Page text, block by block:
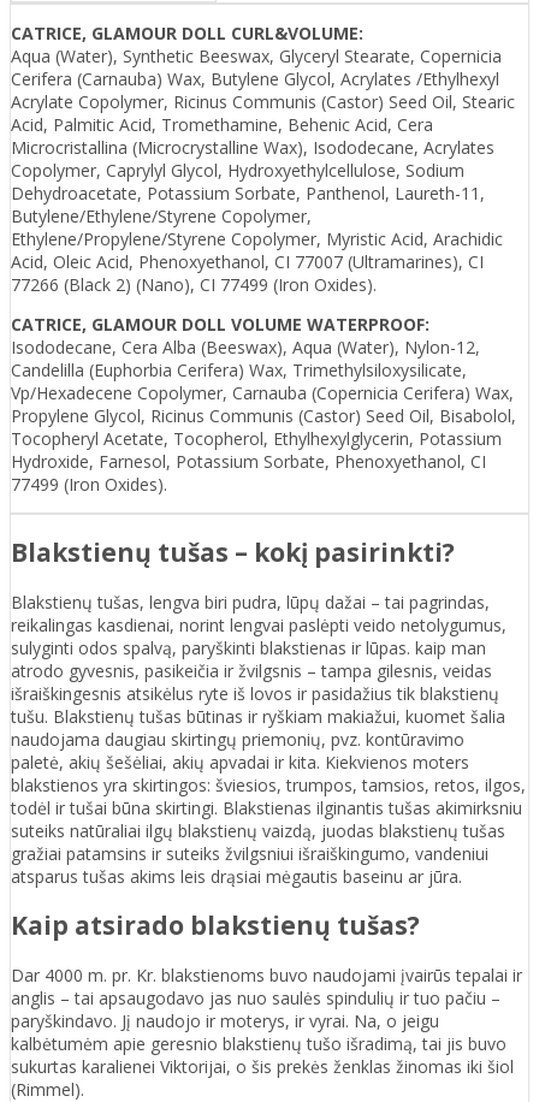
CATRICE, GLAMOUR DOLL CURL&VOLUME:
Aqua (Water), Synthetic Beeswax, Glyceryl Stearate, Copernicia
Cerifera (Carnauba) Wax, Butylene Glycol, Acrylates /Ethylhexyl
Acrylate Copolymer, Ricinus Communis (Castor) Seed Oil, Stearic
Acid, Palmitic Acid, Tromethamine, Behenic Acid, Cera
Microcristallina (Microcrystalline Wax), Isododecane, Acrylates
Copolymer, Caprylyl Glycol, Hydroxyethylcellulose, Sodium
Dehydroacetate, Potassium Sorbate, Panthenol, Laureth-11,
Butylene/Ethylene/Styrene Copolymer,
Ethylene/Propylene/Styrene Copolymer, Myristic Acid, Arachidic
Acid, Oleic Acid, Phenoxyethanol, CI 77007 (Ultramarines), CI
77266 (Black 2) (Nano), CI 77499 (Iron Oxides).
CATRICE, GLAMOUR DOLL VOLUME WATERPROOF:
Isododecane, Cera Alba (Beeswax), Aqua (Water), Nylon-12,
Candelilla (Euphorbia Cerifera) Wax, Trimethylsiloxysilicate,
Vp/Hexadecene Copolymer, Carnauba (Copernicia Cerifera) Wax,
Propylene Glycol, Ricinus Communis (Castor) Seed Oil, Bisabolol,
Tocopheryl Acetate, Tocopherol, Ethylhexylglycerin, Potassium
Hydroxide, Farnesol, Potassium Sorbate, Phenoxyethanol, CI
77499 (Iron Oxides).
Blakstienų tušas – kokį pasirinkti?
Blakstienų tušas, lengva biri pudra, lūpų dažai – tai pagrindas,
reikalingas kasdienai, norint lengvai paslėpti veido netolygumus,
sulyginti odos spalvą, paryškinti blakstienas ir lūpas. kaip man
atrodo gyvesnis, pasikeičia ir žvilgsnis – tampa gilesnis, veidas
išraiškingesnis atsikėlus ryte iš lovos ir pasidažius tik blakstienų
tušu. Blakstienų tušas būtinas ir ryškiam makiažui, kuomet šalia
naudojama daugiau skirtingų priemonių, pvz. kontūravimo
paletė, akių šešėliai, akių apvadai ir kita. Kiekvienos moters
blakstienos yra skirtingos: šviesios, trumpos, tamsios, retos, ilgos,
todėl ir tušai būna skirtingi. Blakstienas ilginantis tušas akimirksniu
suteiks natūraliai ilgų blakstienų vaizdą, juodas blakstienų tušas
gražiai patamsins ir suteiks žvilgsniui išraiškingumo, vandeniui
atsparus tušas akims leis drąsiai mėgautis baseinu ar jūra.
Kaip atsirado blakstienų tušas?
Dar 4000 m. pr. Kr. blakstienoms buvo naudojami įvairūs tepalai ir
anglis – tai apsaugodavo jas nuo saulės spindulių ir tuo pačiu –
paryškindavo. Jį naudojo ir moterys, ir vyrai. Na, o jeigu
kalbėtumėm apie geresnio blakstienų tušo išradimą, tai jis buvo
sukurtas karalienei Viktorijai, o šis prekės ženklas žinomas iki šiol
(Rimmel).